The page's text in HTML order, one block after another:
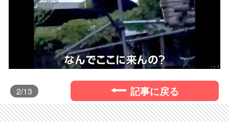
2/13 記事に戻る